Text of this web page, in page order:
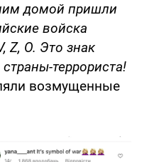
домой пришли
войска
Z, O. Это знак
террориста!
возмущенные